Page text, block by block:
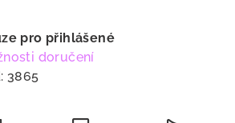
pro přihlášené
doručení
3865